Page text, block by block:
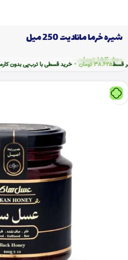
38.625تومان • خرید قسطی با ترب‌پی بدون کارمزد
شیره خرما مانادیت 250 میل
154.500تومان